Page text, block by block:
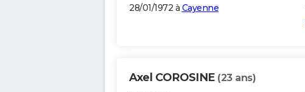
28/01/1972 à Cayenne
Axel COROSINE (23 ans)